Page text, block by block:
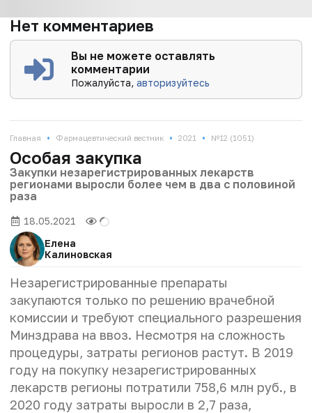
Нет комментариев
Вы не можете оставлять
комментарии
Пожалуйста,авторизуйтесь
Главная • Фармацевтический вестник • 2021 • №12 (1051)
Особая закупка
Закупки незарегистрированных лекарств
регионами выросли более чем в два с половиной
раза
18.05.2021
Елена
Калиновская
Незарегистрированные препараты
закупаются только по решению врачебной
комиссии и требуют специального разрешения
Минздрава на ввоз. Несмотря на сложность
процедуры, затраты регионов растут. В 2019
году на покупку незарегистрированных
лекарств регионы потратили 758,6 млн руб., в
2020 году затраты выросли в 2,7 раза,